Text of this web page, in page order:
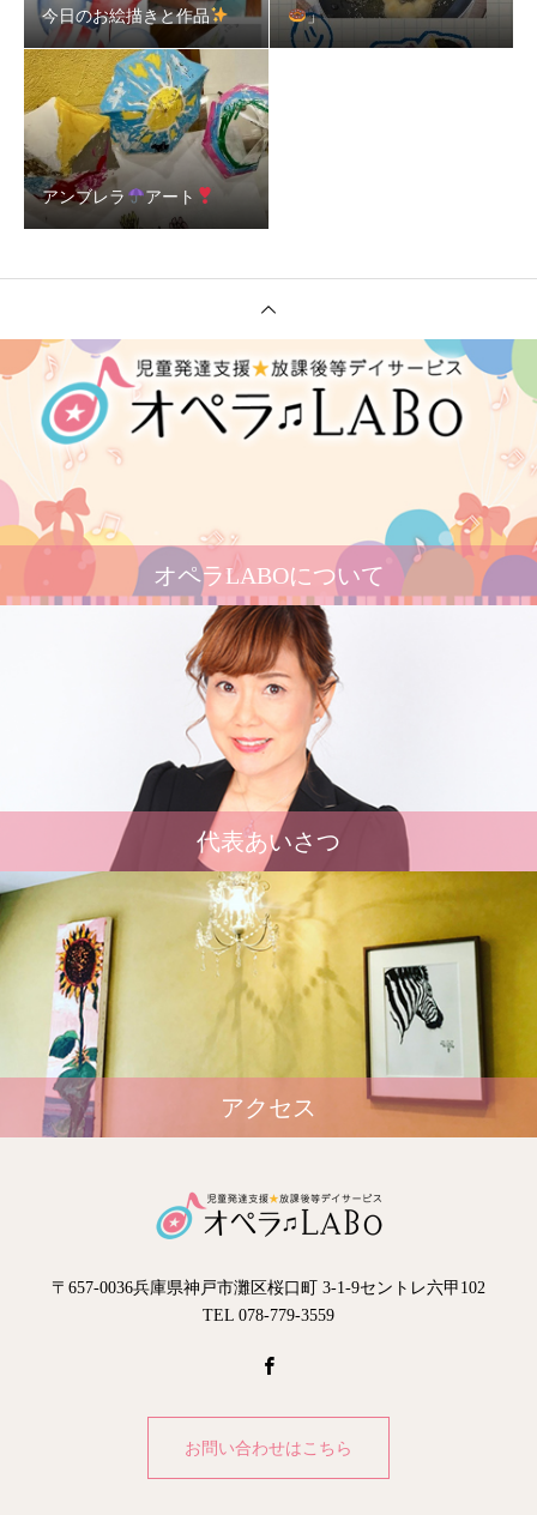
今日のお絵描きと作品
」
アンブレラ アート
オペラLABOについて
代表あいさつ
アクセス
〒657-0036兵庫県神戸市灘区桜口町 3-1-9セントレ六甲102
TEL 078-779-3559
お問い合わせはこちら